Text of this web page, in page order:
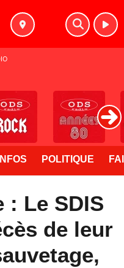
INFOS POLITIQUE
: Le SDIS
de leur